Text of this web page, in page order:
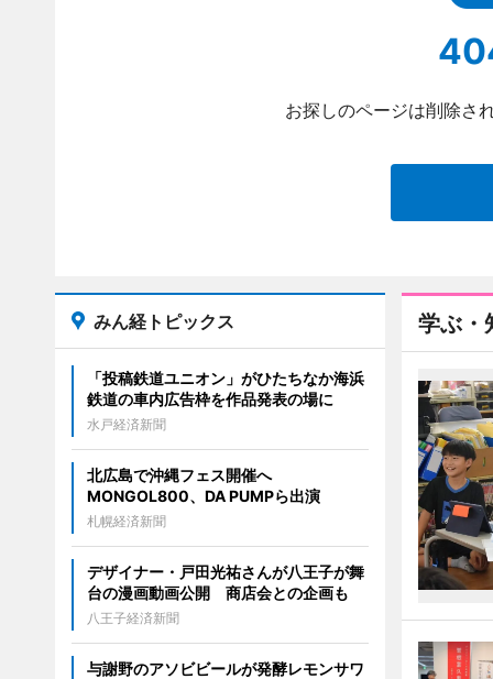
お探しのページは削除さ
学ぶ・
みん経トピックス
「投稿鉄道ユニオン」がひたちなか海浜
鉄道の車内広告枠を作品発表の場に
水戸経済新聞
北広島で沖縄フェス開催へ
MONGOL800、DA PUMPら出演
札幌経済新聞
デザイナー・戸田光祐さんが八王子が舞
台の漫画動画公開 商店会との企画も
八王子経済新聞
与謝野のアソビビールが発酵レモンサワ